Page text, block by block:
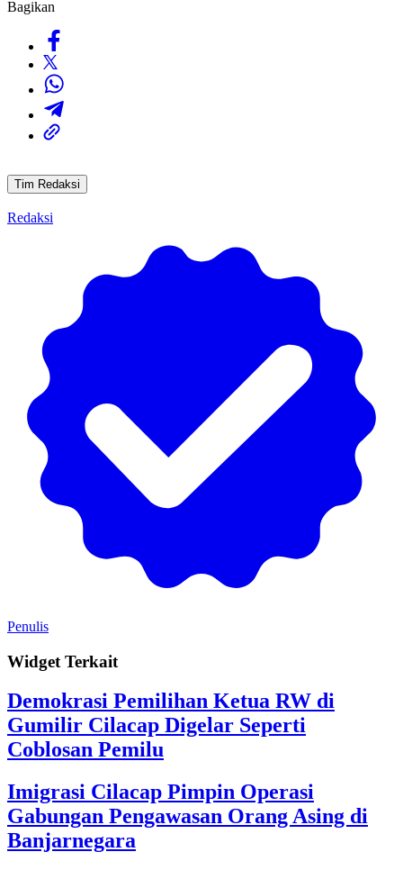
Bagikan
Tim Redaksi
Redaksi
Penulis
Widget Terkait
Demokrasi Pemilihan Ketua RW di
Gumilir Cilacap Digelar Seperti
Coblosan Pemilu
Imigrasi Cilacap Pimpin Operasi
Gabungan Pengawasan Orang Asing di
Banjarnegara